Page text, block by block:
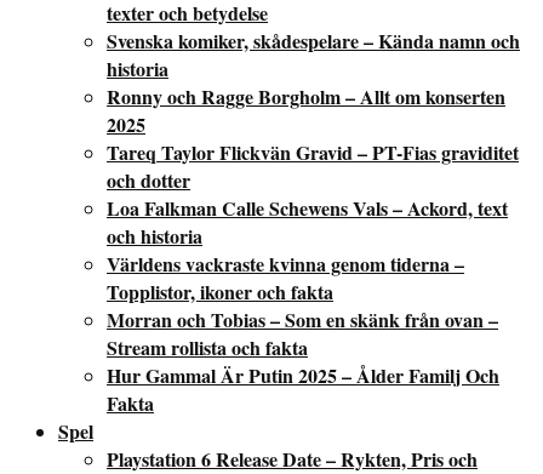
texter och betydelse
Svenska komiker, skådespelare – Kända namn och
historia
Ronny och Ragge Borgholm – Allt om konserten
2025
Tareq Taylor Flickvän Gravid – PT-Fias graviditet
och dotter
Loa Falkman Calle Schewens Vals – Ackord, text
och historia
Världens vackraste kvinna genom tiderna –
Topplistor, ikoner och fakta
Morran och Tobias – Som en skänk från ovan –
Stream rollista och fakta
Hur Gammal Är Putin 2025 – Ålder Familj Och
Fakta
Spel
Playstation 6 Release Date – Rykten, Pris och